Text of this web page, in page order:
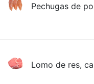
Pechugas de
Lomo de res,